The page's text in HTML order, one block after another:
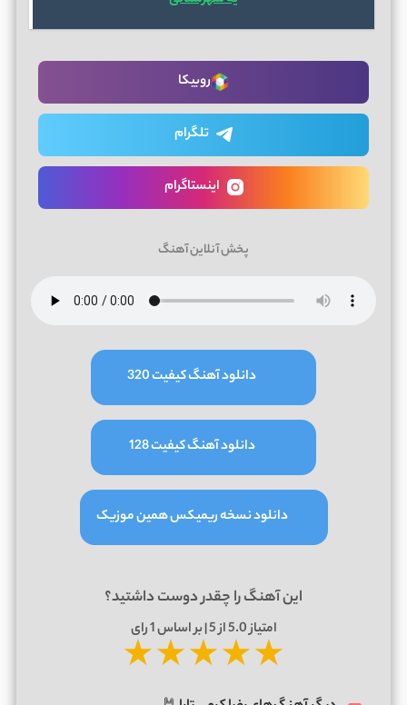
روبیکا
تلگرام
اینستاگرام
پخش آنلاین آهنگ
دانلود آهنگ کیفیت 320
دانلود آهنگ کیفیت 128
دانلود نسخه ریمیکس همین موزیک
این آهنگ را چقدر دوست داشتید؟
امتیاز5.0از 5 | بر اساس 1رای
★★★★★